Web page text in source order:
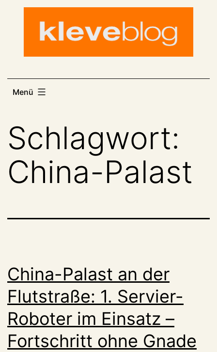
Menü
Schlagwort:
China-Palast
China-Palast an der
Flutstraße: 1. Servier-
Roboter im Einsatz –
Fortschritt ohne Gnade